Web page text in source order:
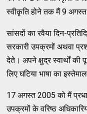
स्वीकृति होने तक मैं 9
सांसदों का रवैया दिन-
सरकारी उपक्रमों अथवा
देते। अपने क्षुद्र स्वार्थों की
लिए घटिया भाषा का
17 अगस्त 2005 को मैं
उपक्रमों के वरिष्ठ